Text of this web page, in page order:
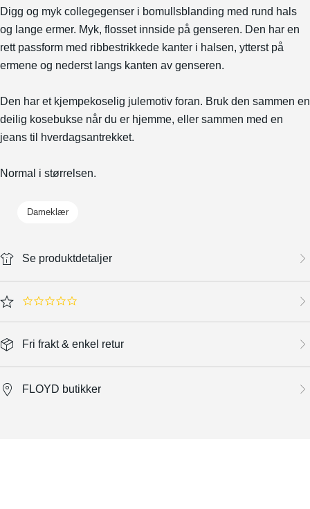
Digg og myk collegegenser i bomullsblanding med rund hals
og lange ermer. Myk, flosset innside på genseren. Den har en
rett passform med ribbestrikkede kanter i halsen, ytterst på
ermene og nederst langs kanten av genseren.
Den har et kjempekoselig julemotiv foran. Bruk den sammen en
deilig kosebukse når du er hjemme, eller sammen med en
jeans til hverdagsantrekket.
Normal i størrelsen.
Dameklær
Se produktdetaljer
0.0 star rating
Fri frakt & enkel retur
FLOYD butikker